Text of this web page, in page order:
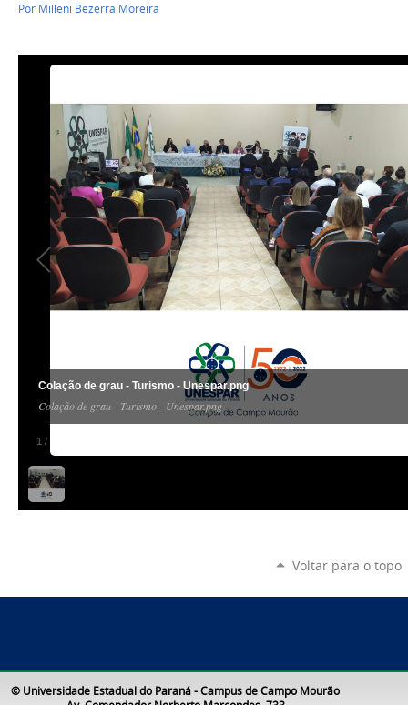
Por Milleni Bezerra Moreira
1 /
Colação de grau - Turismo - Unespar.png
Colação de grau - Turismo - Unespar.png
Voltar para o topo
© Universidade Estadual do Paraná - Campus de Campo Mourão